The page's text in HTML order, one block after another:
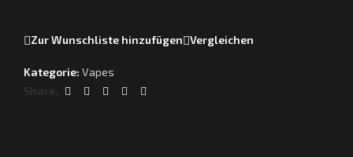
Zur Wunschliste hinzufügen Vergleichen
Kategorie: Vapes
Share: